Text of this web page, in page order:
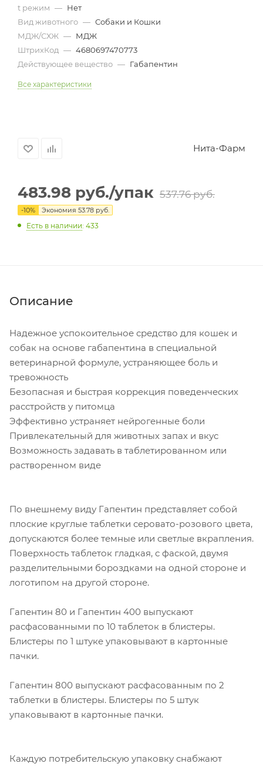
t режим — Нет
Вид животного — Собаки и Кошки
МДЖ/СХЖ — МДЖ
ШтрихКод — 4680697470773
Действующее вещество — Габапентин
Все характеристики
Нита-Фарм
483.98 руб./упак 537.76руб.
-10% Экономия 53.78 руб.
Есть в наличии: 433
Описание
Надежное успокоительное средство для кошек и
собак на основе габапентина в специальной
ветеринарной формуле, устраняющее боль и
тревожность
Безопасная и быстрая коррекция поведенческих
расстройств у питомца
Эффективно устраняет нейрогенные боли
Привлекательный для животных запах и вкус
Возможность задавать в таблетированном или
растворенном виде
По внешнему виду Гапентин представляет собой
плоские круглые таблетки серовато-розового цвета,
допускаются более темные или светлые вкрапления.
Поверхность таблеток гладкая, с фаской, двумя
разделительными бороздками на одной стороне и
логотипом на другой стороне.
Гапентин 80 и Гапентин 400 выпускают
расфасованными по 10 таблеток в блистеры.
Блистеры по 1 штуке упаковывают в картонные
пачки.
Гапентин 800 выпускают расфасованным по 2
таблетки в блистеры. Блистеры по 5 штук
упаковывают в картонные пачки.
Каждую потребительскую упаковку снабжают